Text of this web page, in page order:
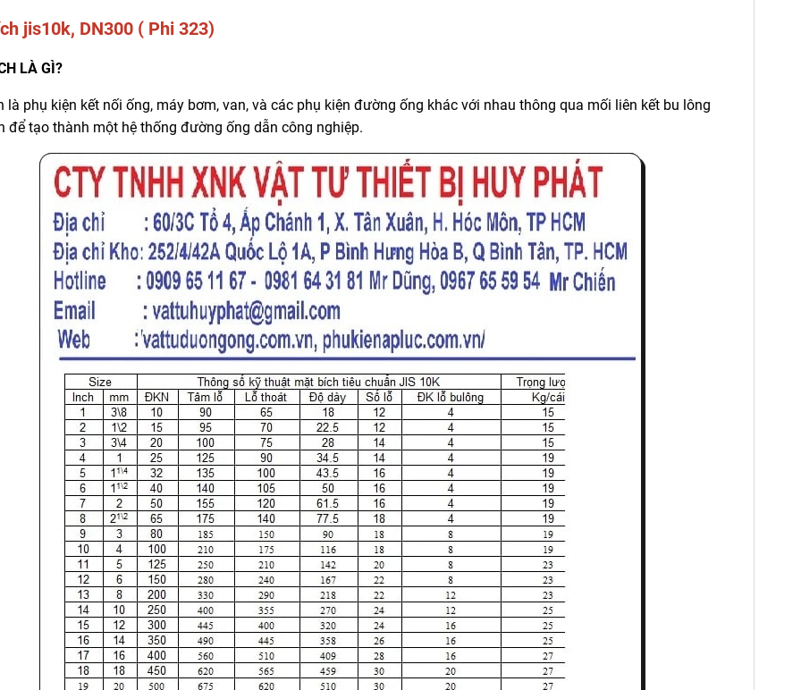
jis10k, DN300 ( Phi 323)
LÀ GÌ?
là phụ kiện kết nối ống, máy bơm, van, và các phụ kiện đường ống khác với nhau thông qua mối liên kết bu lông
để tạo thành một hệ thống đường ống dẫn công nghiệp.